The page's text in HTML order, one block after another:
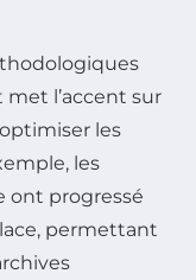
l’accent sur
les
les
ont progressé
permettant